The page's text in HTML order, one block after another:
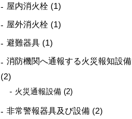
屋内消火栓 (1)
屋外消火栓 (1)
避難器具 (1)
消防機関へ通報する火災報知設備
(2)
火災通報設備 (2)
非常警報器具及び設備 (2)